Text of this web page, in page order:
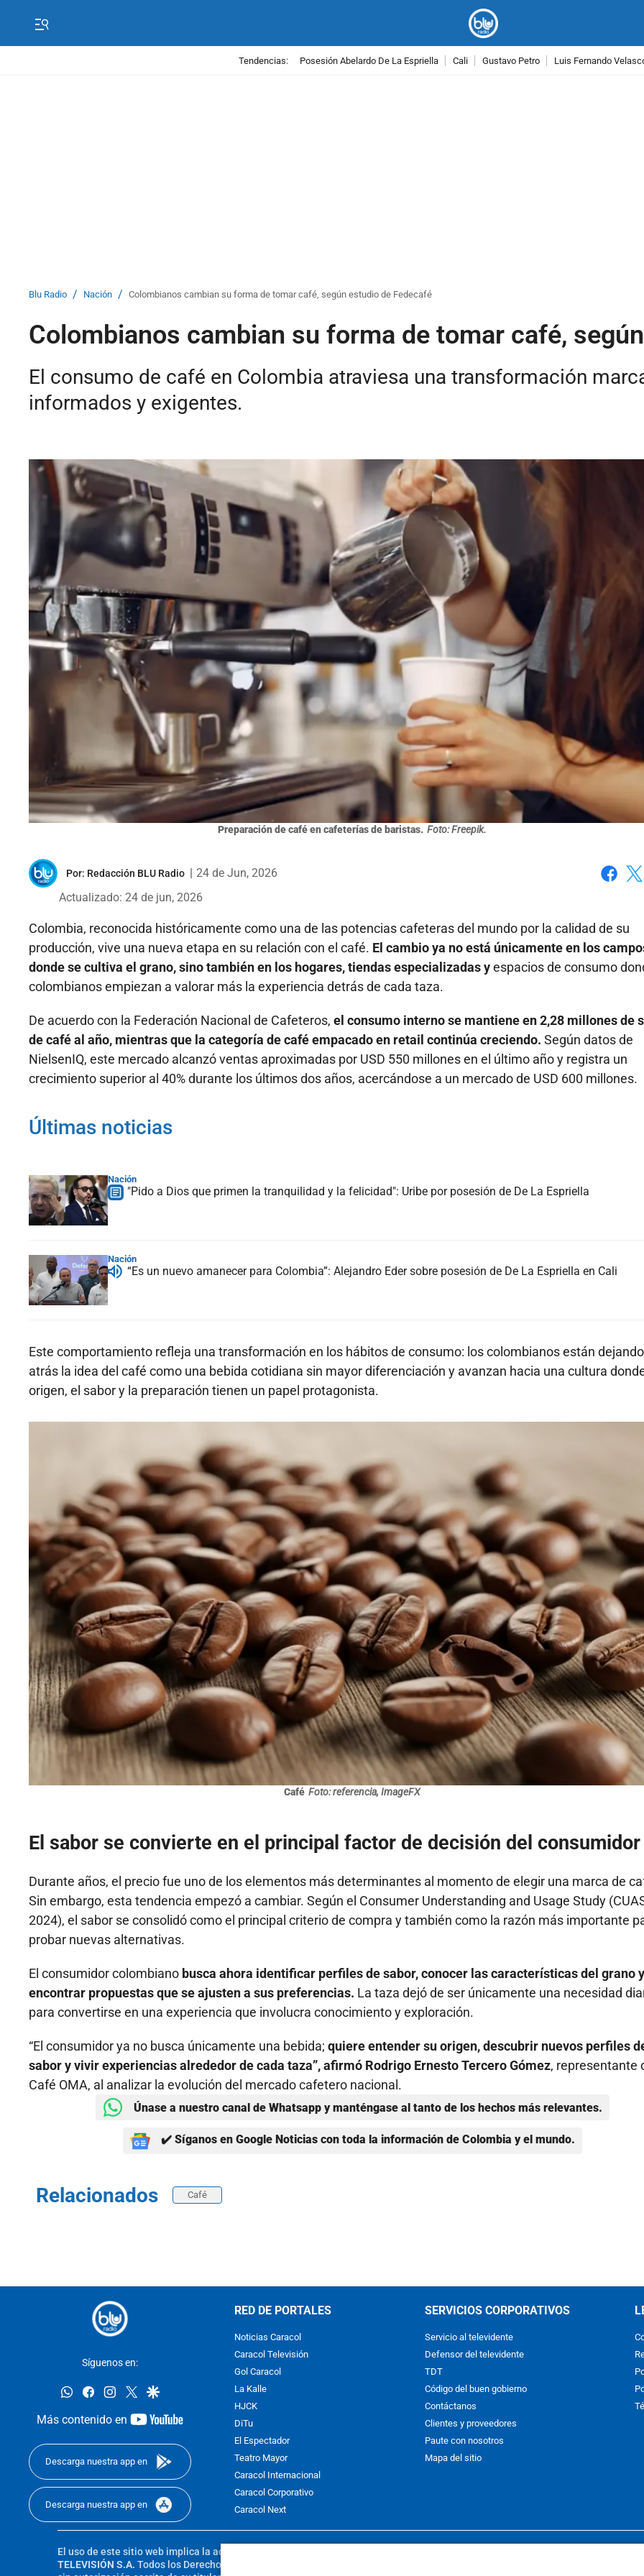
Tendencias: Posesión Abelardo De La Espriella Cali Gustavo Petro Luis Fernando
Blu Radio / Nación / Colombianos cambian su forma de tomar café, según estudio de Fedecafé
Colombianos cambian su forma de tomar café,
El consumo de café en Colombia atraviesa una transformación
informados y exigentes.
Preparación de café en cafeterías de baristas. Foto: Freepik.
Por: Redacción BLU Radio
24 de Jun, 2026
Actualizado: 24 de jun, 2026
Colombia, reconocida históricamente como una de las potencias cafeteras del mundo por la calidad de su
producción, vive una nueva etapa en su relación con el café. El cambio ya no está únicamente en los
donde se cultiva el grano, sino también en los hogares, tiendas especializadas yespacios de consumo
colombianos empiezan a valorar más la experiencia detrás de cada taza.
De acuerdo con la Federación Nacional de Cafeteros, el consumo interno se mantiene en 2,28 millones de
de café al año, mientras que la categoría de café empacado en retail continúa creciendo. Según datos de
NielsenIQ, este mercado alcanzó ventas aproximadas por USD 550 millones en el último año y registra un
crecimiento superior al 40% durante los últimos dos años, acercándose a un mercado de USD 600 millones.
Últimas noticias
Nación
"Pido a Dios que primen la tranquilidad y la felicidad": Uribe por posesión de De La Espriella
Nación
“Es un nuevo amanecer para Colombia”: Alejandro Eder sobre posesión de De La Espriella en Cali
Este comportamiento refleja una transformación en los hábitos de consumo: los colombianos están dejando
atrás la idea del café como una bebida cotidiana sin mayor diferenciación y avanzan hacia una cultura
origen, el sabor y la preparación tienen un papel protagonista.
Café Foto: referencia, ImageFX
El sabor se convierte en el principal factor de decisión del consumidor
Durante años, el precio fue uno de los elementos más determinantes al momento de elegir una marca de
Sin embargo, esta tendencia empezó a cambiar. Según el Consumer Understanding and Usage Study
2024), el sabor se consolidó como el principal criterio de compra y también como la razón más importante
probar nuevas alternativas.
El consumidor colombiano busca ahora identificar perfiles de sabor, conocer las características del grano y
encontrar propuestas que se ajusten a sus preferencias. La taza dejó de ser únicamente una necesidad
para convertirse en una experiencia que involucra conocimiento y exploración.
“El consumidor ya no busca únicamente una bebida; quiere entender su origen, descubrir nuevos perfiles
sabor y vivir experiencias alrededor de cada taza”, afirmó Rodrigo Ernesto Tercero Gómez, representante
Café OMA, al analizar la evolución del mercado cafetero nacional.
Únase a nuestro canal de Whatsapp y manténgase al tanto de los hechos más relevantes.
✔️ Síganos en Google Noticias con toda la información de Colombia y el mundo.
Relacionados Café
Síguenos en:
whatsappfacebookinstagram
twittergoogle
Más contenido en
youtube-
Descarga nuestra app en
Descarga nuestra app en
RED DE PORTALES
Noticias Caracol
Caracol Televisión
Gol Caracol
La Kalle
HJCK
DiTu
El Espectador
Teatro Mayor
Caracol Internacional
Caracol Corporativo
Caracol Next
SERVICIOS CORPORATIVOS
Servicio al televidente
Defensor del televidente
TDT
Código del buen gobierno
Contáctanos
Clientes y proveedores
Paute con nosotros
Mapa del sitio
El uso de este sitio web implica la aceptación de los
TELEVISIÓN S.A. Todos los Derechos Reservados D.R.A. Prohibida su reproducción total o parcial, así como su traducción a